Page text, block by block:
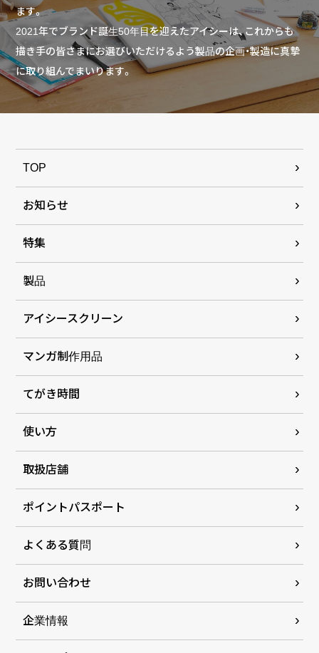
ます。
2021年でブランド誕生50年目を迎えたアイシーは、これからも
描き手の皆さまにお選びいただけるよう製品の企画・製造に真摯
に取り組んでまいります。
TOP
お知らせ
特集
製品
アイシースクリーン
マンガ制作用品
てがき時間
使い方
取扱店舗
ポイントパスポート
よくある質問
お問い合わせ
企業情報